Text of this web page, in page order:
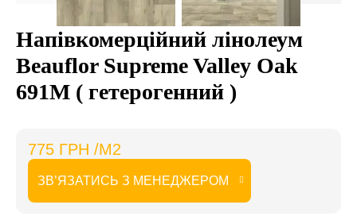
Напівкомерційний лінолеум
Beauflor Supreme Valley Oak
691M ( гетерогенний )
775 ГРН /М2
ЗВ’ЯЗАТИСЬ З МЕНЕДЖЕРОМ